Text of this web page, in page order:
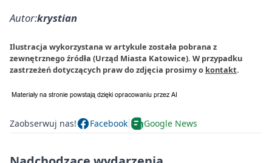
Autor:krystian
Ilustracja wykorzystana w artykule została pobrana z
zewnętrznego źródła (Urząd Miasta Katowice). W przypadku
zastrzeżeń dotyczących praw do zdjęcia prosimy o kontakt.
Zaobserwuj nas! Facebook Google News